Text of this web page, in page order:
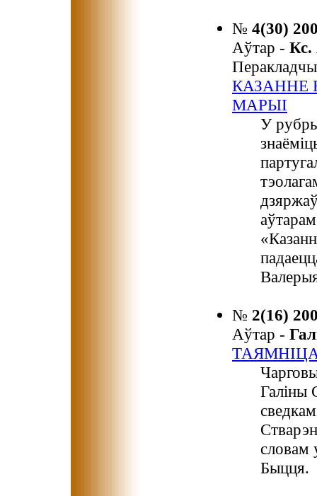
№ 4(30)
Аўтар - Кс.
КАЗАННЕ
МАРЫІ
У
№ 2(16)
Аўтар -
Галіны
словам
Быцця.